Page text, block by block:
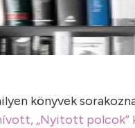
könyvek
„Nyitott polcok”